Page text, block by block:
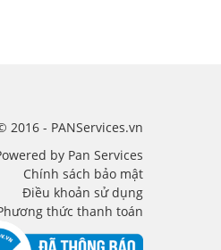
2016 - PANServices.vn
by Pan Services
Chính sách bảo mật
Điều khoản sử dụng
thức thanh toán